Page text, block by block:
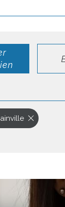
pro